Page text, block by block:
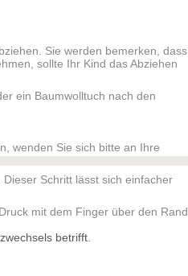
Sie werden bemerken, dass
sollte Ihr Kind das Abziehen
ein Baumwolltuch nach den
wenden Sie sich bitte an Ihre
Schritt lässt sich einfacher
mit dem Finger über den Rand
betrifft.